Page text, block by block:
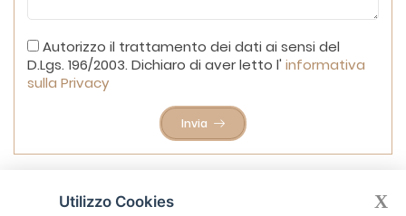
Autorizzo il trattamento dei dati ai sensi del
D.Lgs. 196/2003. Dichiaro di aver letto l' informativa
sulla Privacy
Invia
Utilizzo Cookies X